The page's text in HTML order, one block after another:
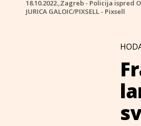
18.10.2022.,Zagreb - Policija ispred
JURICA GALOIC/PIXSELL - Pixsell